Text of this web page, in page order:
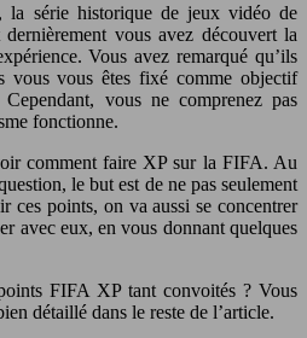
la série historique de jeux vidéo de
vous avez découvert la
Vous avez remarqué qu’ils
vous vous êtes fixé comme objectif
Cependant, vous ne comprenez pas
fonctionne.
comment faire XP sur la FIFA. Au
le but est de ne pas seulement
ces points, on va aussi se concentrer
avec eux, en vous donnant quelques
FIFA XP tant convoités ? Vous
détaillé dans le reste de l’article.